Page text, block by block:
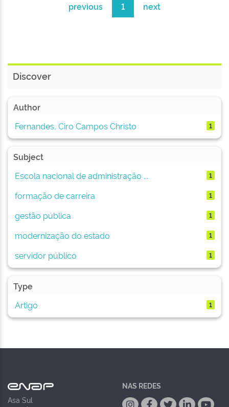
previous 1 next
Discover
Author
Fernandes, Ciro Campos Christo
1
Subject
Escola nacional de administração ...
1
formação de carreira 1
gestão pública 1
modernização do estado 1
servidor público 1
Type
Artigo
1
Asa Sul
NAS REDES